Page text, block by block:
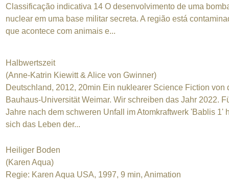
Classificação indicativa 14 O desenvolvimento de uma
nuclear em uma base militar secreta. A região está
que acontece com animais e...
Halbwertszeit
(Anne-Katrin Kiewitt & Alice von Gwinner)
Deutschland, 2012, 20min Ein nuklearer Science Fiction von
Bauhaus-Universität Weimar. Wir schreiben das Jahr 2022.
Jahre nach dem schweren Unfall im Atomkraftwerk 'Bablis 1'
sich das Leben der...
Heiliger Boden
(Karen Aqua)
Regie: Karen Aqua USA, 1997, 9 min, Animation